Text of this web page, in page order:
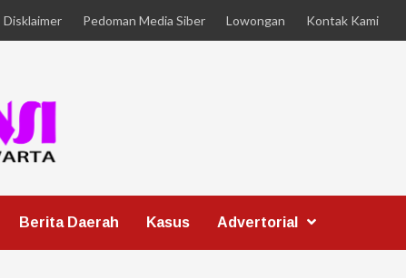
Disklaimer Pedoman Media Siber Lowongan Kontak Kami
Berita Daerah Kasus Advertorial